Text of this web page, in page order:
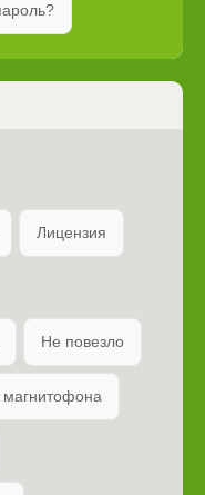
Лицензия
Не повезло
магнитофона